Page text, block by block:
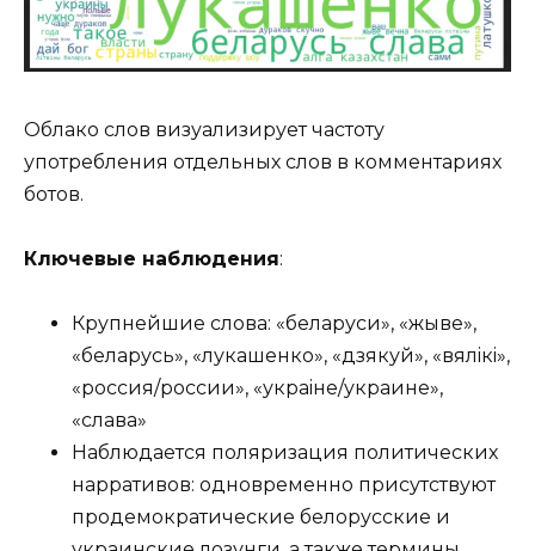
Облако слов визуализирует частоту
употребления отдельных слов в комментариях
ботов.
Ключевые наблюдения:
Крупнейшие слова: «беларуси», «жыве»,
«беларусь», «лукашенко», «дзякуй», «вялiкi»,
«россия/россии», «украiне/украине»,
«слава»
Наблюдается поляризация политических
нарративов: одновременно присутствуют
продемократические белорусские и